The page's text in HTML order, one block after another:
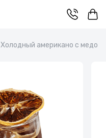
Холодный американо с медом